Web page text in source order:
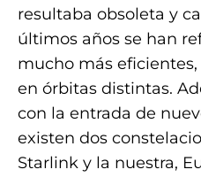
resultaba obsoleta y
últimos años se han
mucho más
en órbitas distintas.
con la entrada de
existen dos
Starlink y la nuestra,